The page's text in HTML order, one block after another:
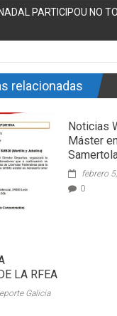
PARTICIPOU NO
relacionadas
LA RFEA
Galicia
Noticias
Máster
febrero
0